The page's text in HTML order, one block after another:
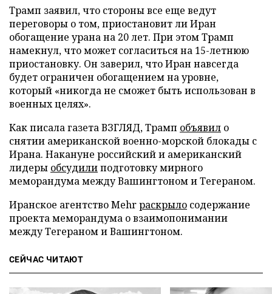
Трамп заявил, что стороны все еще ведут
переговоры о том, приостановит ли Иран
обогащение урана на 20 лет. При этом Трамп
намекнул, что может согласиться на 15-летнюю
приостановку. Он заверил, что Иран навсегда
будет ограничен обогащением на уровне,
который «никогда не сможет быть использован в
военных целях».
Как писала газета ВЗГЛЯД, Трамп объявил о
снятии американской военно-морской блокады с
Ирана. Накануне российский и американский
лидеры обсудилиподготовку мирного
меморандума между Вашингтоном и Тегераном.
Иранское агентство Mehrраскрыло содержание
проекта меморандума о взаимопонимании
между Тегераном и Вашингтоном.
СЕЙЧАС ЧИТАЮТ